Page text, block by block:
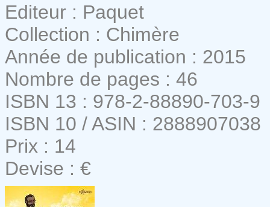
Editeur : Paquet
Collection : Chimère
Année de publication : 2015
Nombre de pages : 46
ISBN 13 : 978-2-88890-703-9
ISBN 10 / ASIN : 2888907038
Prix : 14
Devise : €